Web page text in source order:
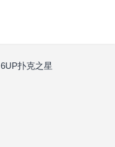
6UP扑克之星